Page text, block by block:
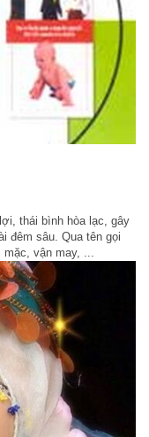
thái bình hòa lạc, gây
đêm sâu. Qua tên gọi
vận may, ...